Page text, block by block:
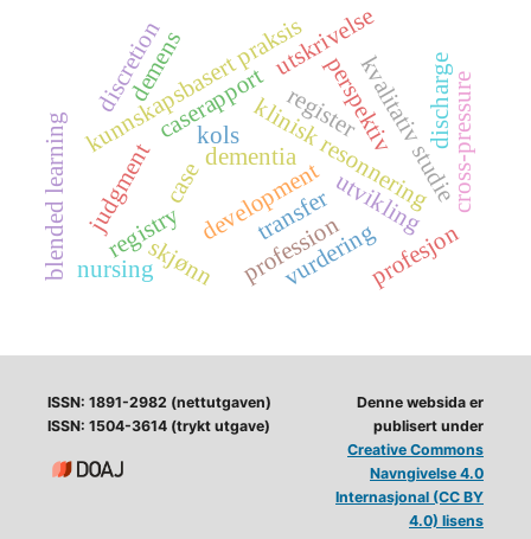
case
caserapportklinisk resonnering
kunnskapsbasert praksis
kols kvalitativ studie
dementia
registry development
demens
register
utvikling
discretion discharge
judgment transfer
profession
skjønn
utskrivelse
vurderingprofesjon
cross-pressure
nursing
blended learning
perspektiv
ISSN: 1891-2982 (nettutgaven)
ISSN: 1504-3614 (trykt utgave)
Denne websida er
publisert under
Creative Commons
Navngivelse 4.0
Internasjonal (CC BY
4.0) lisens